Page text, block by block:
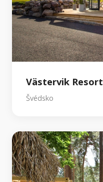
Västervik Resort
Švédsko